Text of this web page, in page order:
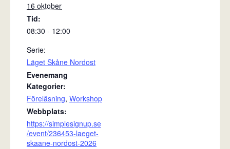
16 oktober
Tid:
08:30 - 12:00
Serie:
Läget Skåne Nordost
Evenemang
Kategorier:
Föreläsning, Workshop
Webbplats:
https://simplesignup.se
/event/236453-laeget-
skaane-nordost-2026